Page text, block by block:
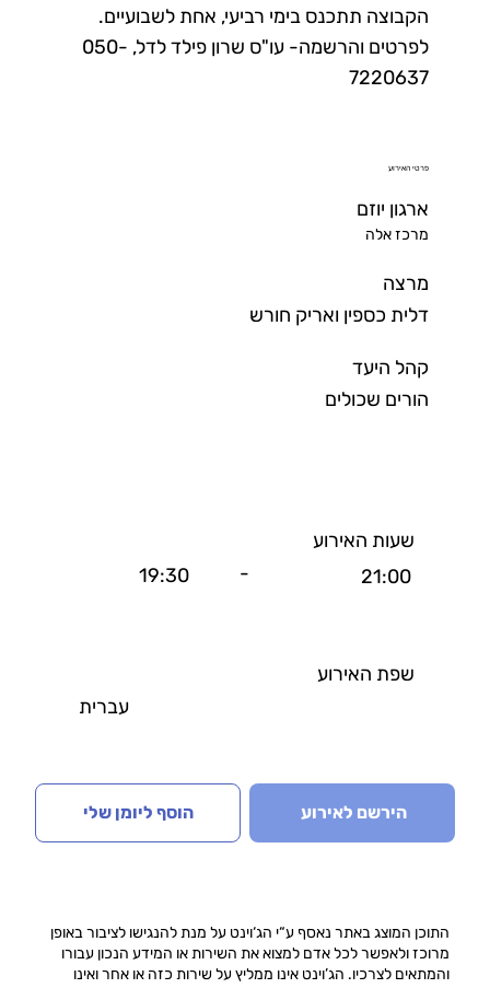
הקבוצה תתכנס בימי רביעי, אחת לשבועיים.
לפרטים והרשמה- עו"ס שרון פילד לדל, 050-
7220637
פרטי האירוע
ארגון יוזם
מרכז אלה
מרצה
דלית כספין ואריק חורש
קהל היעד
הורים שכולים
הוסף ליומן שלי הירשם לאירוע
שעות האירוע
19:30
- 21:00
שפת האירוע
עברית
התוכן המוצג באתר נאסף ע“י הג‘וינט על מנת להנגישו לציבור באופן
מרוכז ולאפשר לכל אדם למצוא את השירות או המידע הנכון עבורו
והמתאים לצרכיו. הג’וינט אינו ממליץ על שירות כזה או אחר ואינו